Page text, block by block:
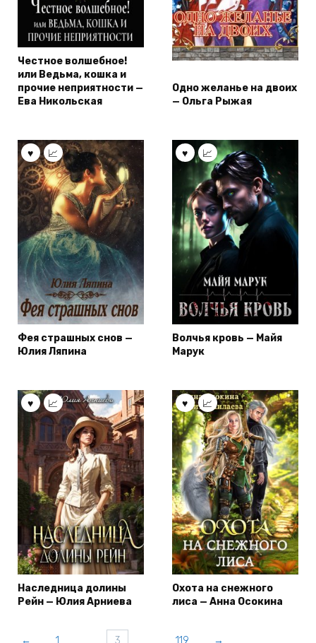
Честное волшебное!
или Ведьма, кошка и
прочие неприятности —
Ева Никольская
Одно желанье на двоих
— Ольга Рыжая
Фея страшных снов —
Юлия Ляпина
Волчья кровь — Майя
Марук
Наследница долины
Рейн — Юлия Арниева
Охота на снежного
лиса — Анна Осокина
← 1 3 119 →